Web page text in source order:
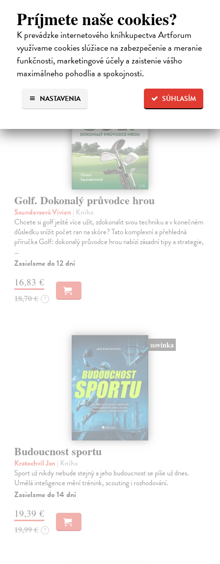
Príjmete naše cookies?
K prevádzke internetového kníhkupectva Artforum
využívame cookies slúžiace na zabezpečenie a meranie
funkčnosti, marketingové účely a zaistenie vášho
maximálneho pohodlia a spokojnosti.
SÚHLASÍM
NASTAVENIA
Na sklade
17,01 €
17,90 € ?
novinka
Golf. Dokonalý průvodce hrou
Saundersová Vivien | Kniha
Chcete si golf ještě více užít, zdokonalit svou techniku a v konečném
důsledku snížit počet ran na skóre? Tato komplexní a přehledná
příručka Golf: dokonalý průvodce hrou nabízí zásadní tipy a strategie,
…
Zasielame do 12 dní
16,83 €
18,70 € ?
novinka
Budoucnost sportu
Kratochvíl Jan | Kniha
Sport už nikdy nebude stejný a jeho budoucnost se píše už dnes.
Umělá inteligence mění trénink, scouting i rozhodování.
Zasielame do 14 dní
19,39 €
19,99 € ?